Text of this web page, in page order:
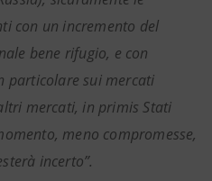
con un incremento del
bene rifugio, e con
particolare sui mercati
mercati, in primis Stati
meno compromesse,
incerto”.